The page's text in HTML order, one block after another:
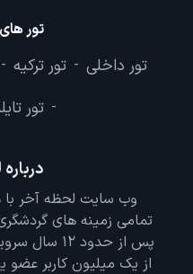
تور
تور داخلی - تور ترکیه -
- تور
وب سایت لحظه آخر با
پس از حدود
از یک میلیون کاربر عضو